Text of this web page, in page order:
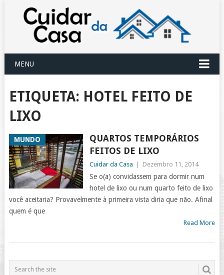
MENU
ETIQUETA: HOTEL FEITO DE
LIXO
MUNDO
QUARTOS TEMPORÁRIOS
FEITOS DE LIXO
Cuidar da Casa Dezembro 11, 2014
Se o(a) convidassem para dormir num
hotel de lixo ou num quarto feito de lixo
você aceitaria? Provavelmente à primeira vista diria que não. Afinal
quem é que
Read More